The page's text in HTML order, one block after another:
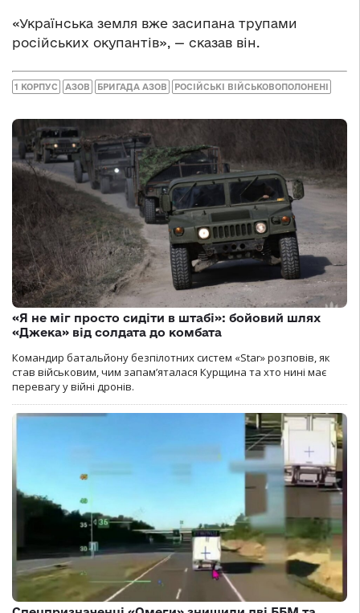
«Українська земля вже засипана трупами
російських окупантів», — сказав він.
1 КОРПУС АЗОВ БРИГАДА АЗОВ РОСІЙСЬКІ ВІЙСЬКОВОПОЛОНЕНІ
«Я не міг просто сидіти в штабі»: бойовий шлях
«Джека» від солдата до комбата
Командир батальйону безпілотних систем «Star» розповів, як
став військовим, чим запам’яталася Курщина та хто нині має
перевагу у війні дронів.